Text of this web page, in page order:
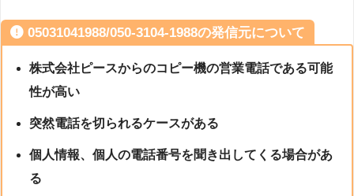
05031041988/050-3104-1988の発信元について
株式会社ピースからのコピー機の営業電話である可能
性が高い
突然電話を切られるケースがある
個人情報、個人の電話番号を聞き出してくる場合があ
る